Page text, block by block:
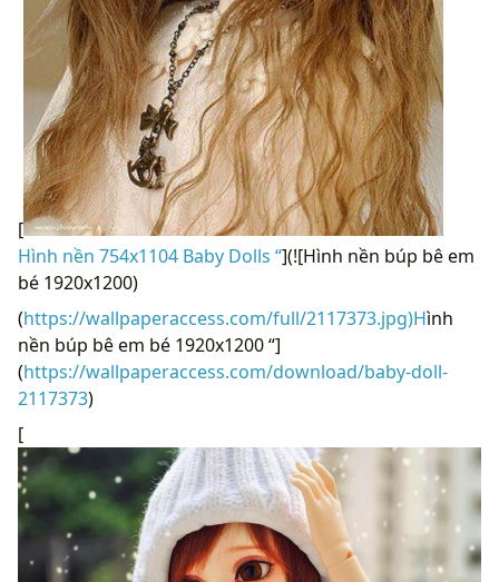
[
Hình nền 754x1104 Baby Dolls “](![Hình nền búp bê em
bé 1920x1200)
(https://wallpaperaccess.com/full/2117373.jpg)Hình
nền búp bê em bé 1920x1200 “]
(https://wallpaperaccess.com/download/baby-doll-
2117373)
[